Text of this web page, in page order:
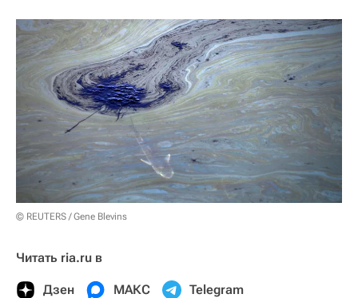
© REUTERS / Gene Blevins
Читать ria.ru в
Дзен МАКС Telegram